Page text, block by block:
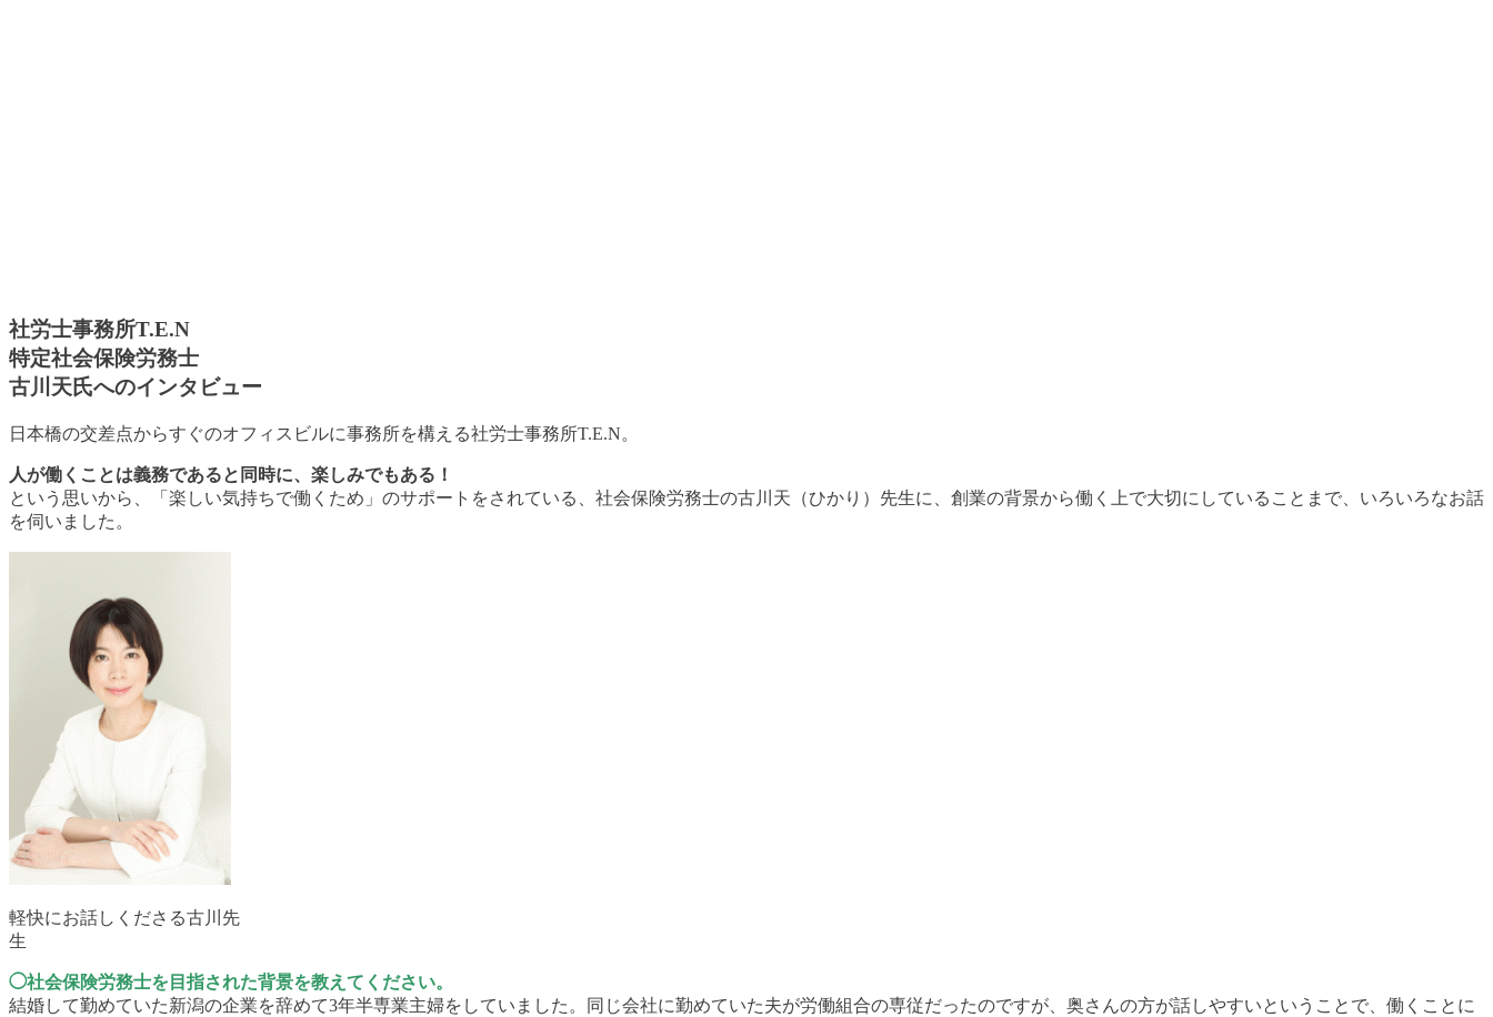
社労士事務所T.E.N
特定社会保険労務士
古川天氏へのインタビュー
日本橋の交差点からすぐのオフィスビルに事務所を構える社労士事務所T.E.N。
人が働くことは義務であると同時に、楽しみでもある！
という思いから、「楽しい気持ちで働くため」のサポートをされている、社会保険労務士の古川天（ひかり）先生に、創業の背景から働く上で大切にしていることまで、いろいろなお話
を伺いました。
軽快にお話しくださる古川先
生
◯社会保険労務士を目指された背景を教えてください。
結婚して勤めていた新潟の企業を辞めて3年半専業主婦をしていました。同じ会社に勤めていた夫が労働組合の専従だったのですが、奥さんの方が話しやすいということで、働くことに